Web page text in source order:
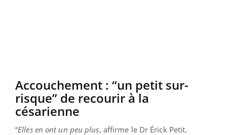
Accouchement : “un petit sur-
risque” de recourir à la
césarienne
“Elles en ont un peu plus, affirme le Dr Érick Petit.